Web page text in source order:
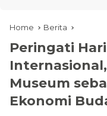
Home Berita
Peringati
Museum
Ekonomi